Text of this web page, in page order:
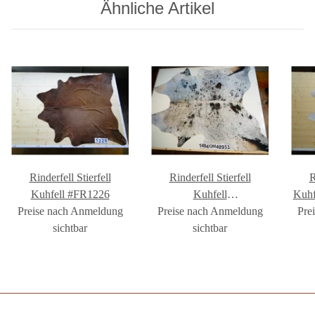
Ähnliche Artikel
Rinderfell Stierfell
Kuhfell #FR1226
Preise nach Anmeldung
sichtbar
Rinderfell Stierfell
Kuhfell
#FR1494QM489S1
Preise nach Anmeldung
sichtbar